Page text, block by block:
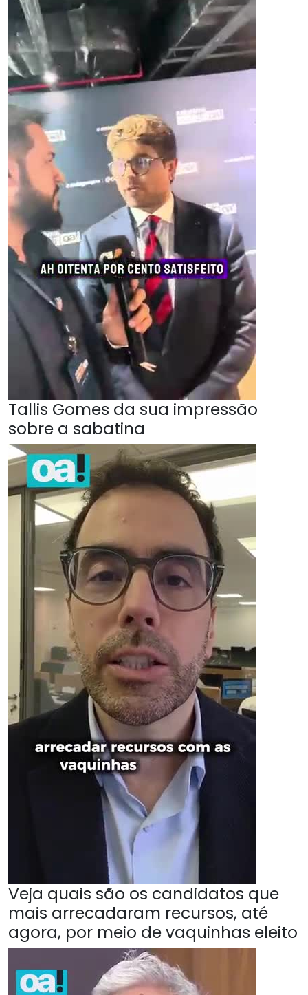
Tallis Gomes da sua impressão
sobre a sabatina
Veja quais são os candidatos que
mais arrecadaram recursos, até
agora, por meio de vaquinhas eleito